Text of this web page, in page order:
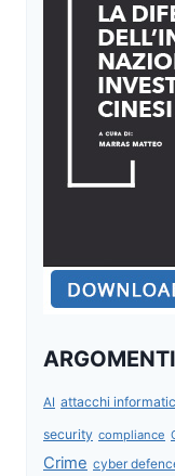
ARGOMENTI
AI attacchi
security compliance
Crime cyber